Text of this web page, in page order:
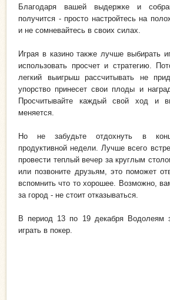
Благодаря вашей выдержке и
получится - просто настройтесь на
и не сомневайтесь в своих силах.
Играя в казино также лучше выбирать
использовать просчет и стратегию.
легкий выигрыш рассчитывать не
упорство принесет свои плоды и
Просчитывайте каждый свой ход и
меняется.
Но не забудьте отдохнуть в
продуктивной недели. Лучше всего
провести теплый вечер за круглым
или позвоните друзьям, это поможет
вспомнить что то хорошее. Возможно,
за город - не стоит отказываться.
В период 13 по 19 декабря Водолеям
играть в покер.